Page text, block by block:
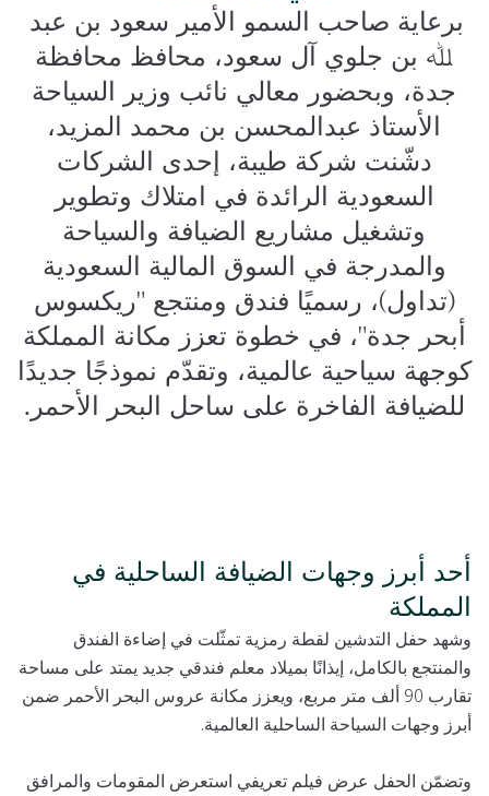
برعاية صاحب السمو الأمير سعود بن عبد
ﷲ بن جلوي آل سعود، محافظ محافظة
جدة، وبحضور معالي نائب وزير السياحة
الأستاذ عبدالمحسن بن محمد المزيد،
دشّنت شركة طيبة، إحدى الشركات
السعودية الرائدة في امتلاك وتطوير
وتشغيل مشاريع الضيافة والسياحة
والمدرجة في السوق المالية السعودية
(تداول)، رسميًا فندق ومنتجع "ريكسوس
أبحر جدة"، في خطوة تعزز مكانة المملكة
كوجهة سياحية عالمية، وتقدّم نموذجًا جديدًا
للضيافة الفاخرة على ساحل البحر الأحمر.
أحد أبرز وجهات الضيافة الساحلية في
المملكة
وشهد حفل التدشين لقطة رمزية تمثّلت في إضاءة الفندق
والمنتجع بالكامل، إيذانًا بميلاد معلم فندقي جديد يمتد على مساحة
تقارب 90 ألف متر مربع، ويعزز مكانة عروس البحر الأحمر ضمن
أبرز وجهات السياحة الساحلية العالمية.
وتضمّن الحفل عرض فيلم تعريفي استعرض المقومات والمرافق